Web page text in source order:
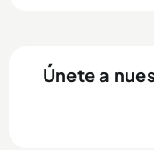
Únete a